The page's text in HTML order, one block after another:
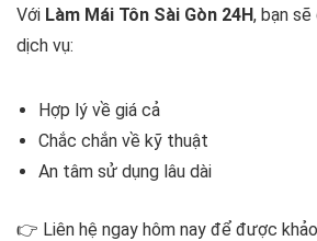
Với Làm Mái Tôn Sài Gòn 24H, bạn
dịch vụ:
Hợp lý về giá cả
Chắc chắn về kỹ thuật
An tâm sử dụng lâu dài
👉 Liên hệ ngay hôm nay để được